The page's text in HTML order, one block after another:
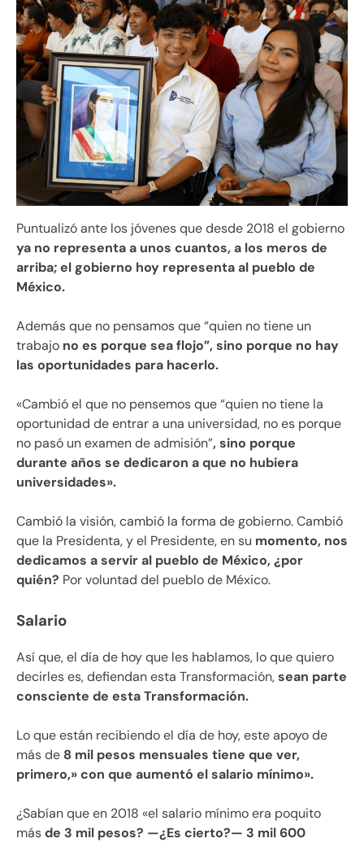
Puntualizó ante los jóvenes que desde 2018 el gobierno
ya no representa a unos cuantos, a los meros de
arriba; el gobierno hoy representa al pueblo de
México.
Además que no pensamos que “quien no tiene un
trabajo no es porque sea flojo”, sino porque no hay
las oportunidades para hacerlo.
«Cambió el que no pensemos que “quien no tiene la
oportunidad de entrar a una universidad, no es porque
no pasó un examen de admisión”, sino porque
durante años se dedicaron a que no hubiera
universidades».
Cambió la visión, cambió la forma de gobierno. Cambió
que la Presidenta, y el Presidente, en su momento, nos
dedicamos a servir al pueblo de México, ¿por
quién? Por voluntad del pueblo de México.
Salario
Así que, el día de hoy que les hablamos, lo que quiero
decirles es, defiendan esta Transformación,sean parte
consciente de esta Transformación.
Lo que están recibiendo el día de hoy, este apoyo de
más de 8 mil pesos mensuales tiene que ver,
primero,» con que aumentó el salario mínimo».
¿Sabían que en 2018 «el salario mínimo era poquito
másde 3 mil pesos? —¿Es cierto?— 3 mil 600